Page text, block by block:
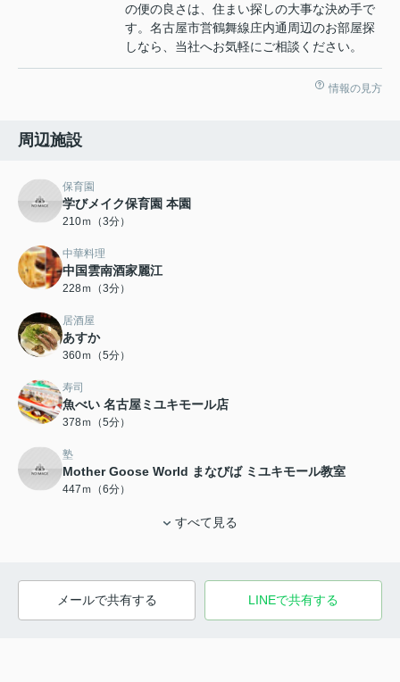
の便の良さは、住まい探しの大事な決め手で
す。名古屋市営鶴舞線庄内通周辺のお部屋探
しなら、当社へお気軽にご相談ください。
情報の見方
周辺施設
保育園
学びメイク保育園 本園
210ｍ（3分）
中華料理
中国雲南酒家麗江
228ｍ（3分）
居酒屋
あすか
360ｍ（5分）
寿司
魚べい 名古屋ミユキモール店
378ｍ（5分）
塾
Mother Goose World まなびば ミユキモール教室
447ｍ（6分）
すべて見る
メールで共有する LINEで共有する